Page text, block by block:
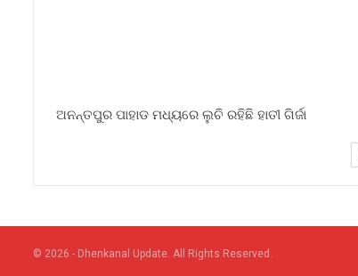
ଅନନ୍ତପୁର ପାହାଡ ମଧ୍ୟରେ ଲୁଚି ରହିଛି ହାତୀ ଗିର୍ଜା
© 2026 - Dhenkanal Update. All Rights Reserved.